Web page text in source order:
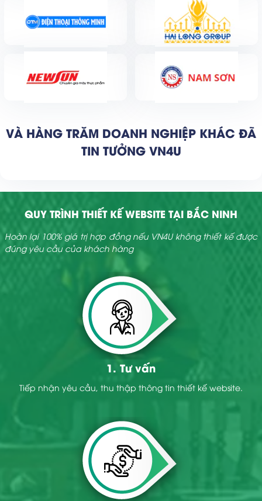
VÀ HÀNG TRĂM DOANH NGHIỆP KHÁC ĐÃ
TIN TƯỞNG VN4U
QUY TRÌNH THIẾT KẾ WEBSITE TẠI BẮC NINH
Hoàn lại 100% giá trị hợp đồng nếu VN4U không thiết kế được
đúng yêu cầu của khách hàng
1. Tư vấn
Tiếp nhận yêu cầu, thu thập thông tin thiết kế website.